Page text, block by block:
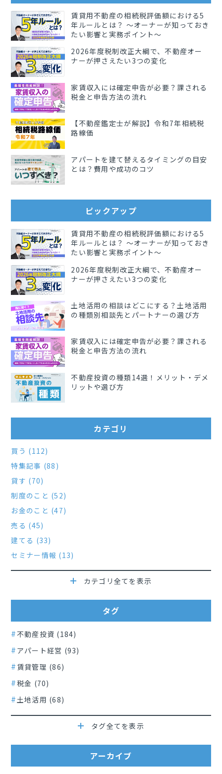
賃貸用不動産の相続税評価額における5
年ルールとは？ 〜オーナーが知っておき
たい影響と実務ポイント〜
2026年度税制改正大綱で、不動産オー
ナーが押さえたい3つの変化
家賃収入には確定申告が必要？課される
税金と申告方法の流れ
【不動産鑑定士が解説】令和7年相続税
路線価
アパートを建て替えるタイミングの目安
とは？費用や成功のコツ
ピックアップ
賃貸用不動産の相続税評価額における5
年ルールとは？ 〜オーナーが知っておき
たい影響と実務ポイント〜
2026年度税制改正大綱で、不動産オー
ナーが押さえたい3つの変化
土地活用の相談はどこにする？土地活用
の種類別相談先とパートナーの選び方
家賃収入には確定申告が必要？課される
税金と申告方法の流れ
不動産投資の種類14選！メリット・デメ
リットや選び方
カテゴリ
買う (112)
特集記事 (88)
貸す (70)
制度のこと (52)
お金のこと (47)
売る (45)
建てる (33)
セミナー情報 (13)
カテゴリ全てを表示
タグ
不動産投資 (184)
アパート経営 (93)
賃貸管理 (86)
税金 (70)
土地活用 (68)
タグ全てを表示
アーカイブ